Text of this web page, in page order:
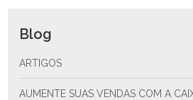
Blog
ARTIGOS
AUMENTE SUAS VENDAS COM A CAIXA DE MADEIRA TIPO